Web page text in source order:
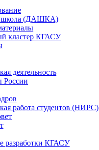
школа (ДАШКА)
кластер КГАСУ
деятельность
России
работа студентов (НИРС)
разработки КГАСУ